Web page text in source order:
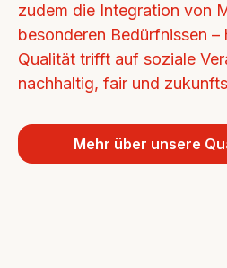
zudem die Integration von
besonderen Bedürfnissen
Qualität trifft auf soziale
nachhaltig, fair und
Mehr über unsere